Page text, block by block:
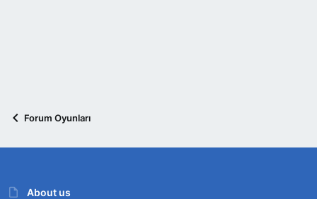
Forum Oyunları
About us